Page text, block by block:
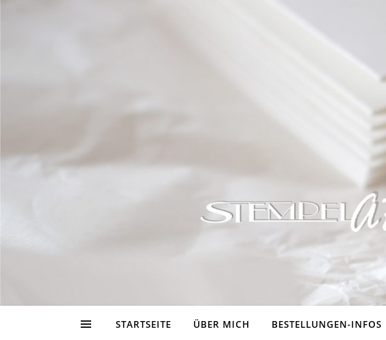
STARTSEITE ÜBER MICH BESTELLUNGEN-INFOS